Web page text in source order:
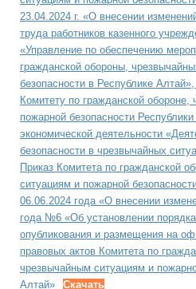
23.04.2024 г. «О внесении
труда работников казенного
«Управление по обеспечению
гражданской обороны,
безопасности в Республике
Комитету по гражданской
пожарной безопасности
экономической деятельности
безопасности в чрезвычайных
Приказ Комитета по гражданской
ситуациям и пожарной
06.06.2024 года «О внесении
года №6 «Об установлении
опубликования и размещения на
правовых актов Комитета по
чрезвычайным ситуациям и
Алтай»
Скачать